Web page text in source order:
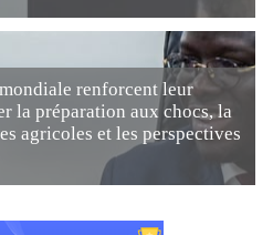
renforcent leur
la préparation aux chocs, la
agricoles et les perspectives